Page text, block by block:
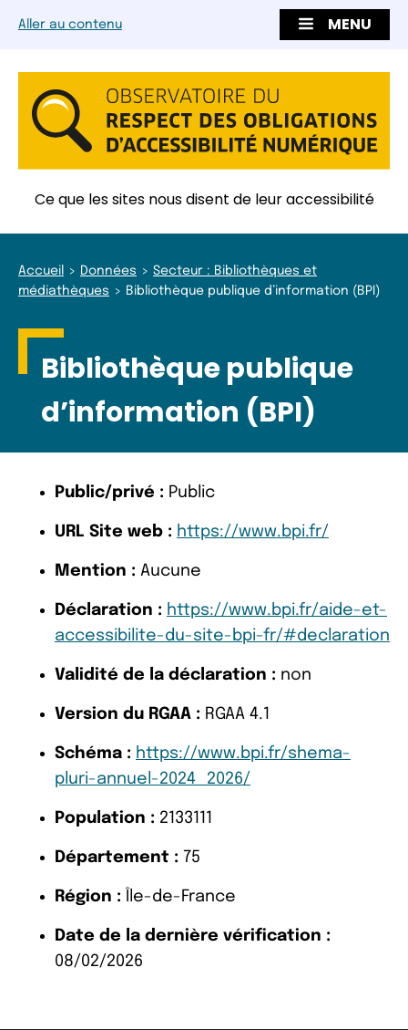
Aller au contenu MENU
Ce que les sites nous disent de leur accessibilité
Accueil Données
Secteur : Bibliothèques et
médiathèques
Bibliothèque publique d’information (BPI)
Bibliothèque publique
d’information (BPI)
Public/privé : Public
URL Site web : https://www.bpi.fr/
Mention : Aucune
Déclaration : https://www.bpi.fr/aide-et-
accessibilite-du-site-bpi-fr/#declaration
Validité de la déclaration : non
Version du RGAA : RGAA 4.1
Schéma : https://www.bpi.fr/shema-
pluri-annuel-2024_2026/
Population : 2133111
Département : 75
Région : Île-de-France
Date de la dernière vérification :
08/02/2026